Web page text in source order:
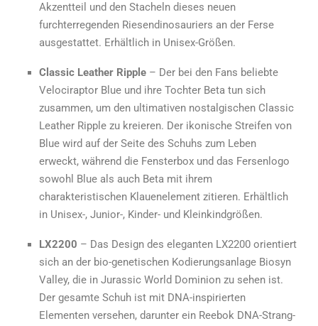
Akzentteil und den Stacheln dieses neuen
furchterregenden Riesendinosauriers an der Ferse
ausgestattet. Erhältlich in Unisex-Größen.
Classic Leather Ripple – Der bei den Fans beliebte
Velociraptor Blue und ihre Tochter Beta tun sich
zusammen, um den ultimativen nostalgischen Classic
Leather Ripple zu kreieren. Der ikonische Streifen von
Blue wird auf der Seite des Schuhs zum Leben
erweckt, während die Fensterbox und das Fersenlogo
sowohl Blue als auch Beta mit ihrem
charakteristischen Klauenelement zitieren. Erhältlich
in Unisex-, Junior-, Kinder- und Kleinkindgrößen.
LX2200 – Das Design des eleganten LX2200 orientiert
sich an der bio-genetischen Kodierungsanlage Biosyn
Valley, die in Jurassic World Dominion zu sehen ist.
Der gesamte Schuh ist mit DNA-inspirierten
Elementen versehen, darunter ein Reebok DNA-Strang-